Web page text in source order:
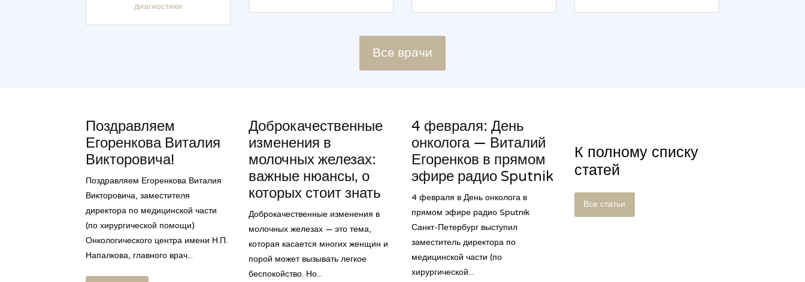
диагностики
Все врачи
Поздравляем
Егоренкова Виталия
Викторовича!
Поздравляем Егоренкова Виталия
Викторовича, заместителя
директора по медицинской части
(по хирургической помощи)
Онкологического центра имени Н.П.
Напалкова, главного врач...
Доброкачественные
изменения в
молочных железах:
важные нюансы, о
которых стоит знать
Доброкачественные изменения в
молочных железах — это тема,
которая касается многих женщин и
порой может вызывать легкое
беспокойство. Но...
4 февраля: День
онколога — Виталий
Егоренков в прямом
эфире радио Sputnik
4 февраля в День онколога в
прямом эфире радио Sputnik
Санкт-Петербург выступил
заместитель директора по
медицинской части (по
хирургической...
К полному списку
статей
Все статьи